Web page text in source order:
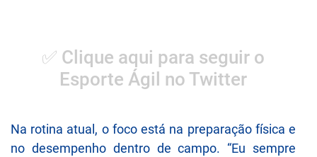
✅ Clique aqui para seguir o
Esporte Ágil no Twitter
Na rotina atual, o foco está na preparação física e
no desempenho dentro de campo. “Eu sempre